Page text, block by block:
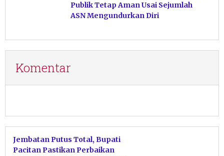
Publik Tetap Aman Usai Sejumlah
ASN Mengundurkan Diri
Komentar
Jembatan Putus Total, Bupati
Pacitan Pastikan Perbaikan